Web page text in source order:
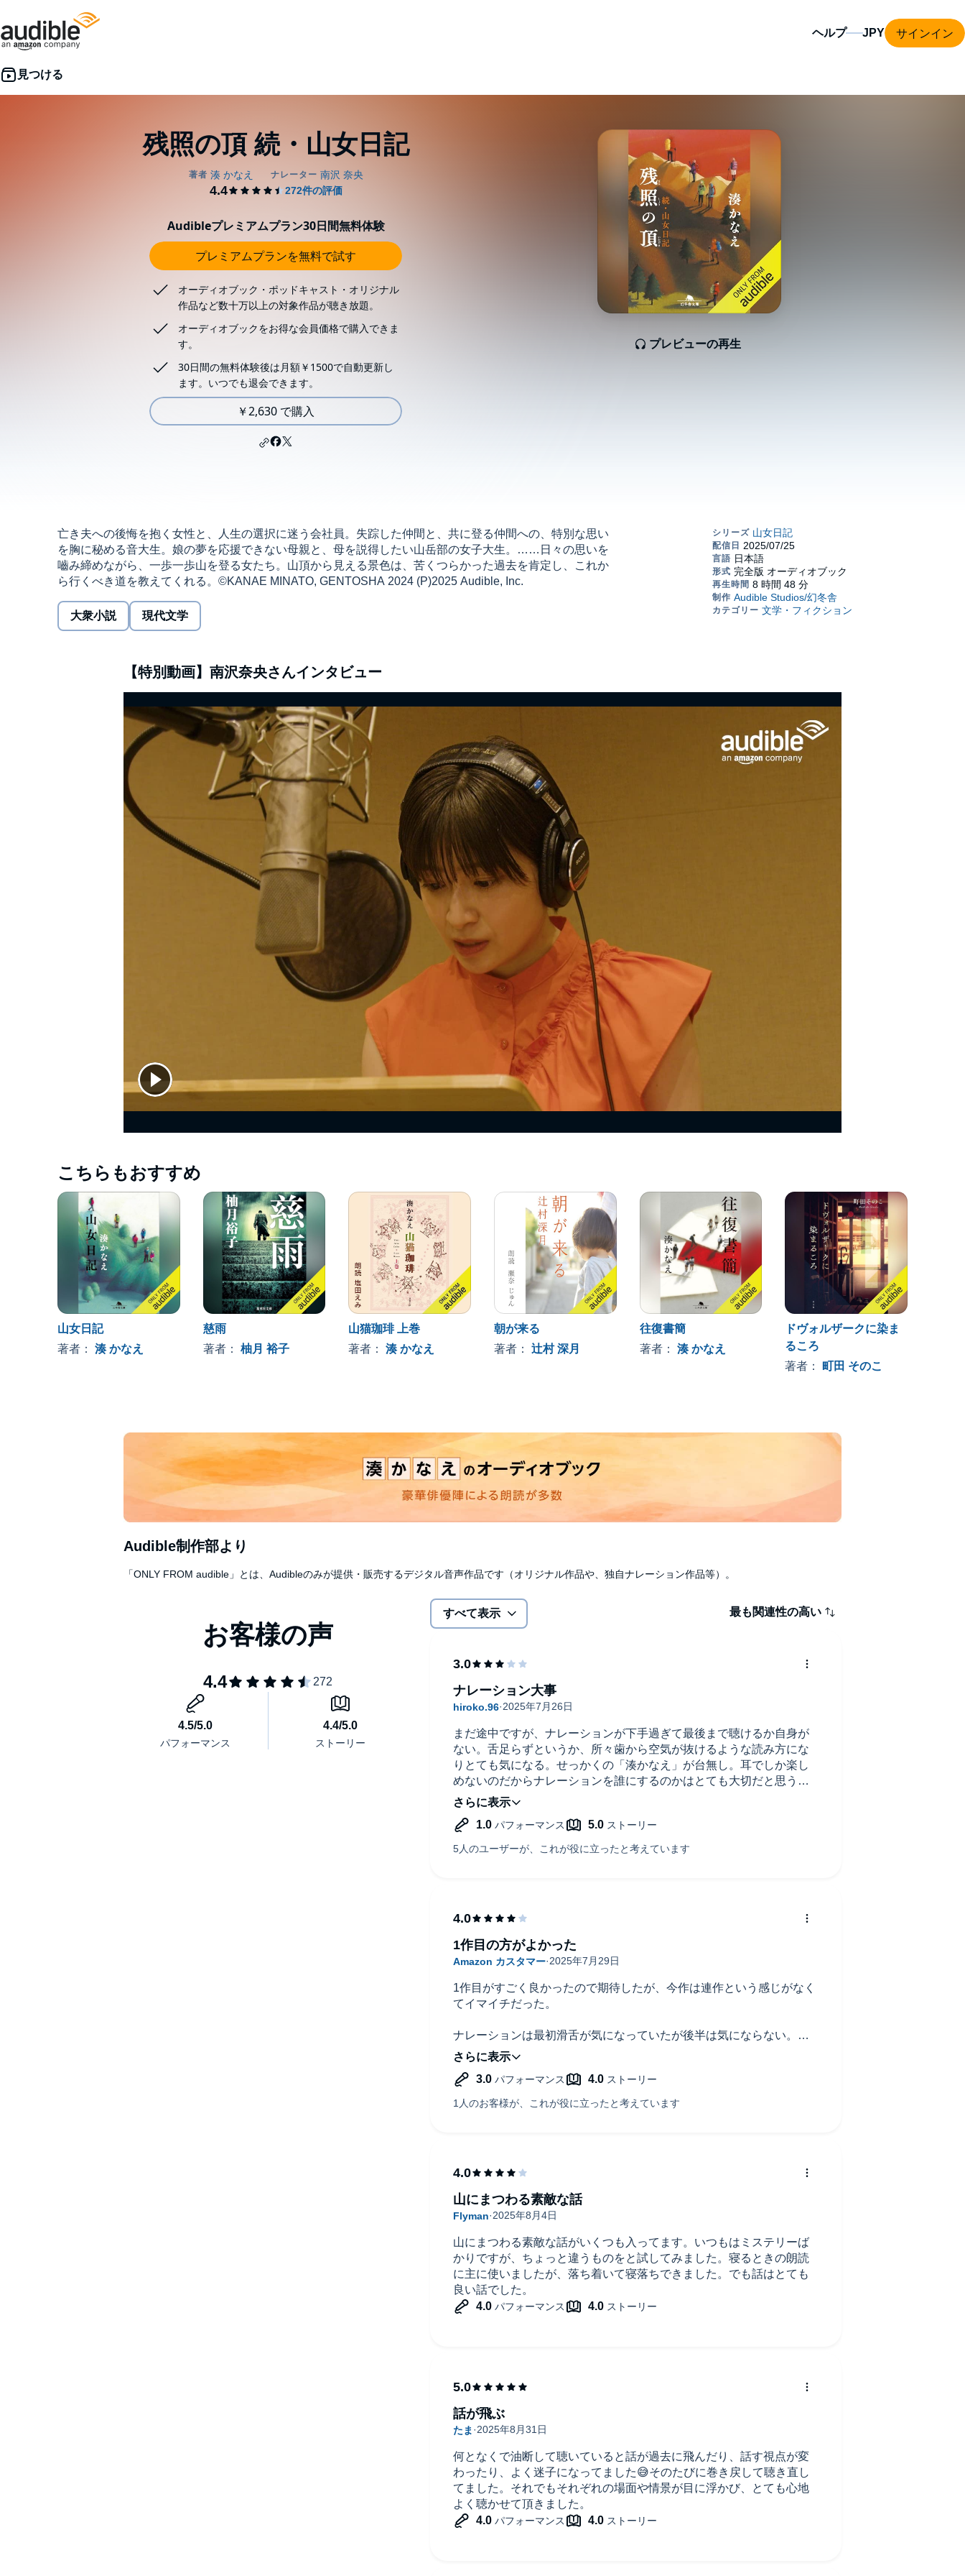
ヘルプ サインイン
残照の頂 続・山女日記
プレビューの再生
Audibleプレミアムプラン30日間無料体験
プレミアムプランを無料で試す
オーディオブック・ポッドキャスト・オリジナル
作品など数十万以上の対象作品が聴き放題。
オーディオブックをお得な会員価格で購入できま
す。
30日間の無料体験後は月額￥1500で自動更新し
ます。いつでも退会できます。
￥2,630 で購入
亡き夫への後悔を抱く女性と、人生の選択に迷う会社員。失踪した仲間と、共に登る仲間への、特別な思い
を胸に秘める音大生。娘の夢を応援できない母親と、母を説得したい山岳部の女子大生。……日々の思いを
嚙み締めながら、一歩一歩山を登る女たち。山頂から見える景色は、苦くつらかった過去を肯定し、これか
ら行くべき道を教えてくれる。©KANAE MINATO, GENTOSHA 2024 (P)2025 Audible, Inc.
大衆小説 現代文学
【特別動画】南沢奈央さんインタビュー
こちらもおすすめ
山女日記
著者： 湊 かなえ
慈雨
著者： 柚月 裕子
山猫珈琲 上巻
著者：湊 かなえ
朝が来る
著者： 辻村 深月
往復書簡
著者： 湊 かなえ
ドヴォルザークに染ま
るころ
著者：町田 そのこ
Audible制作部より
「ONLY FROM audible」とは、Audibleのみが提供・販売するデジタル音声作品です（オリジナル作品や、独自ナレーション作品等）。
すべて表示 最も関連性の高い
まだ途中ですが、ナレーションが下手過ぎて最後まで聴けるか自身が
ない。舌足らずというか、所々歯から空気が抜けるような読み方にな
りとても気になる。せっかくの「湊かなえ」が台無し。耳でしか楽し
めないのだからナレーションを誰にするのかはとても大切だと思う。
残念。
ナレーション大事
1作目がすごく良かったので期待したが、今作は連作という感じがなく
てイマイチだった。
ナレーションは最初滑舌が気になっていたが後半は気にならない。地
元の山が出てきたのでとても期待しただけに少し残念。
1作目の方がよかった
山にまつわる素敵な話がいくつも入ってます。いつもはミステリーば
かりですが、ちょっと違うものをと試してみました。寝るときの朗読
に主に使いましたが、落ち着いて寝落ちできました。でも話はとても
良い話でした。
山にまつわる素敵な話
何となくで油断して聴いていると話が過去に飛んだり、話す視点が変
わったり、よく迷子になってました😅そのたびに巻き戻して聴き直し
てました。それでもそれぞれの場面や情景が目に浮かび、とても心地
よく聴かせて頂きました。
話が飛ぶ